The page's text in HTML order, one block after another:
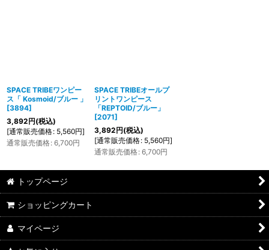
SPACE TRIBEワンピー
ス「 Kosmoid/ブルー 」
[3894]
3,892円(税込)
[通常販売価格: 5,560円]
通常販売価格: 6,700円
SPACE TRIBEオールプ
リントワンピース
「REPTOID/ブルー」
[2071]
3,892円(税込)
[通常販売価格: 5,560円]
通常販売価格: 6,700円
トップページ
ショッピングカート
マイページ